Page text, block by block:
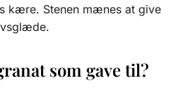
kære. Stenen mænes at give
som gave til?